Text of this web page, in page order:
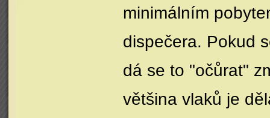
minimálním
dispečera. Pokud
dá se to "očůrat"
většina vlaků je